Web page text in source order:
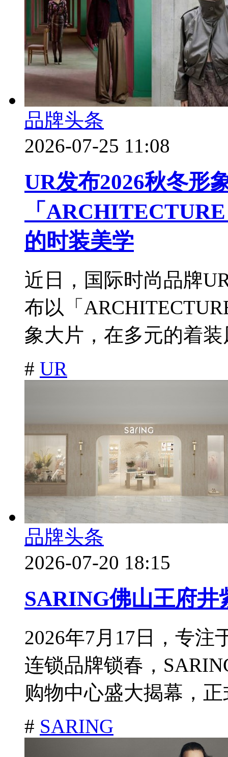
品牌头条
2026-07-25 11:08
UR发布2026秋冬形
「
的时装美学
近日，国际时尚品牌
布以「
象大片，在多元的着
# UR
品牌头条
2026-07-20 18:15
SARING佛山王府井
2026年7月17日，专注
连锁品牌锁春，
购物中心盛大揭幕，
# SARING